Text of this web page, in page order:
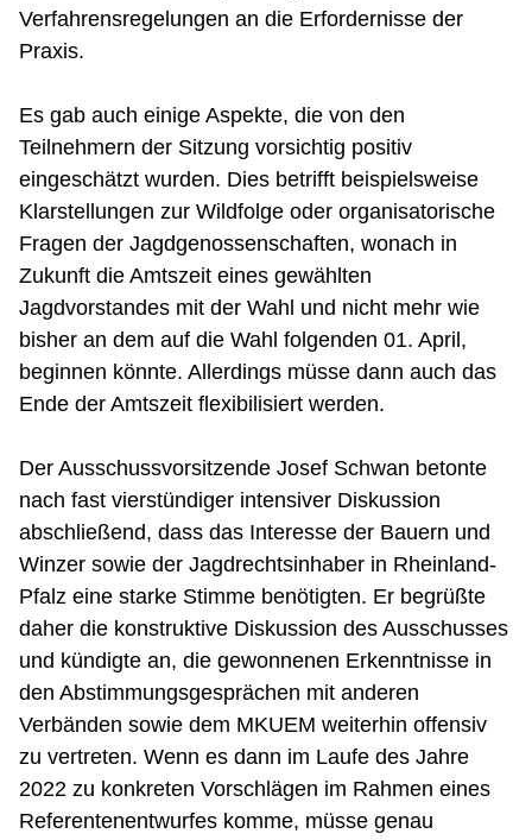
Verfahrensregelungen an die Erfordernisse der
Praxis.
Es gab auch einige Aspekte, die von den
Teilnehmern der Sitzung vorsichtig positiv
eingeschätzt wurden. Dies betrifft beispielsweise
Klarstellungen zur Wildfolge oder organisatorische
Fragen der Jagdgenossenschaften, wonach in
Zukunft die Amtszeit eines gewählten
Jagdvorstandes mit der Wahl und nicht mehr wie
bisher an dem auf die Wahl folgenden 01. April,
beginnen könnte. Allerdings müsse dann auch das
Ende der Amtszeit flexibilisiert werden.
Der Ausschussvorsitzende Josef Schwan betonte
nach fast vierstündiger intensiver Diskussion
abschließend, dass das Interesse der Bauern und
Winzer sowie der Jagdrechtsinhaber in Rheinland-
Pfalz eine starke Stimme benötigten. Er begrüßte
daher die konstruktive Diskussion des Ausschusses
und kündigte an, die gewonnenen Erkenntnisse in
den Abstimmungsgesprächen mit anderen
Verbänden sowie dem MKUEM weiterhin offensiv
zu vertreten. Wenn es dann im Laufe des Jahre
2022 zu konkreten Vorschlägen im Rahmen eines
Referentenentwurfes komme, müsse genau